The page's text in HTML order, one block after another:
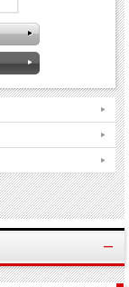
ピカッと電球が光り、
えます・・・